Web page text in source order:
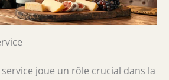
joue un rôle crucial dans la